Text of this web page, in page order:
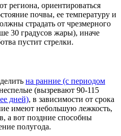
региона, ориентироваться
почвы, ее температуру и
страдать от чрезмерного
30 градусов жары), иначе
пустит стрелки.
на ранние (с периодом
(вызревают 90-115
дней), в зависимости от срока
имеют небольшую лежкость,
а вот поздние способны
полугода.